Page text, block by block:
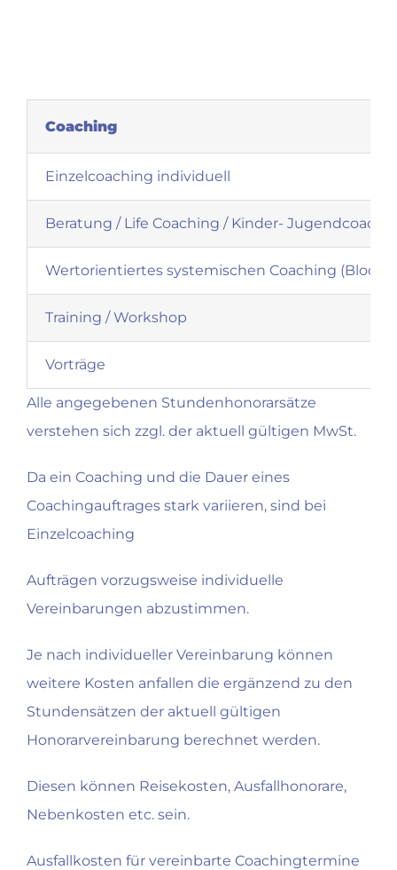
Coaching
Einzelcoaching individuell
Beratung / Life Coaching / Kinder-
Wertorientiertes systemischen Coaching (Block
Training / Workshop
Vorträge
Alle angegebenen Stundenhonorarsätze
verstehen sich zzgl. der aktuell gültigen MwSt.
Da ein Coaching und die Dauer eines
Coachingauftrages stark variieren, sind bei
Einzelcoaching
Aufträgen vorzugsweise individuelle
Vereinbarungen abzustimmen.
Je nach individueller Vereinbarung können
weitere Kosten anfallen die ergänzend zu den
Stundensätzen der aktuell gültigen
Honorarvereinbarung berechnet werden.
Diesen können Reisekosten, Ausfallhonorare,
Nebenkosten etc. sein.
Ausfallkosten für vereinbarte Coachingtermine